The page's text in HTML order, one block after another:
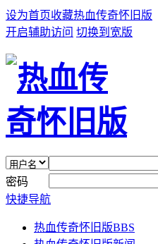
设为首页收藏热血传奇怀旧版
开启辅助访问 切换到宽版
密码
快捷导航
热血传奇怀旧版BBS